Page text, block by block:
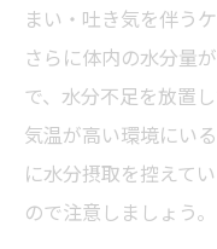
まい・吐き気を伴う
さらに体内の水分量
で、水分不足を放置
気温が高い環境にい
に水分摂取を控えて
ので注意しましょう。